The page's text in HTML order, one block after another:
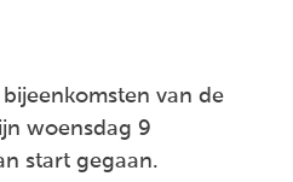
van de
woensdag 9
start gegaan.